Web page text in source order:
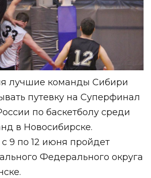
лучшие команды Сибири
путевку на Суперфинал
по баскетболу среди
в Новосибирске.
9 по 12 июня пройдет
Федерального округа